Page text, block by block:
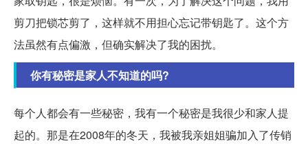
剪刀把锁芯剪了，这样就不用担心忘记带钥匙了。这个方
法虽然有点偏激，但确实解决了我的困扰。
你有秘密是家人不知道的吗?
每个人都会有一些秘密，我有一个秘密是我很少和家人提
起的。那是在2008年的冬天，我被我亲姐姐骗加入了传销